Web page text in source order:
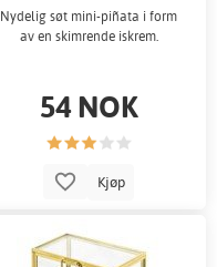
Nydelig søt mini-piñata i form
av en skimrende iskrem.
54 NOK
Kjøp